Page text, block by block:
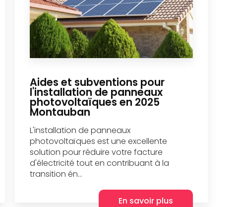
Aides et subventions pour
l'installation de panneaux
photovoltaïques en 2025
Montauban
L'installation de panneaux
photovoltaïques est une excellente
solution pour réduire votre facture
d'électricité tout en contribuant à la
transition én...
En savoir plus